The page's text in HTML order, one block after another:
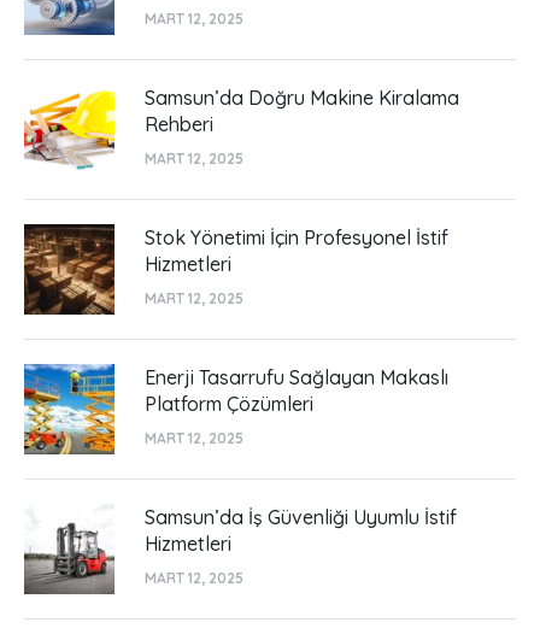
MART 12, 2025
Samsun’da Doğru Makine Kiralama
Rehberi
MART 12, 2025
Stok Yönetimi İçin Profesyonel İstif
Hizmetleri
MART 12, 2025
Enerji Tasarrufu Sağlayan Makaslı
Platform Çözümleri
MART 12, 2025
Samsun’da İş Güvenliği Uyumlu İstif
Hizmetleri
MART 12, 2025